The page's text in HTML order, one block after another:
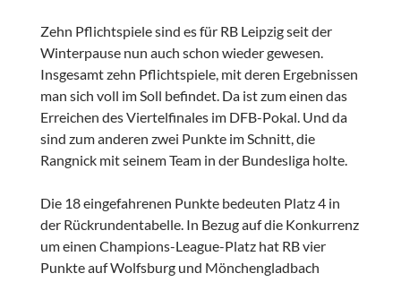
Zehn Pflichtspiele sind es für RB Leipzig seit der
Winterpause nun auch schon wieder gewesen.
Insgesamt zehn Pflichtspiele, mit deren Ergebnissen
man sich voll im Soll befindet. Da ist zum einen das
Erreichen des Viertelfinales im DFB-Pokal. Und da
sind zum anderen zwei Punkte im Schnitt, die
Rangnick mit seinem Team in der Bundesliga holte.
Die 18 eingefahrenen Punkte bedeuten Platz 4 in
der Rückrundentabelle. In Bezug auf die Konkurrenz
um einen Champions-League-Platz hat RB vier
Punkte auf Wolfsburg und Mönchengladbach